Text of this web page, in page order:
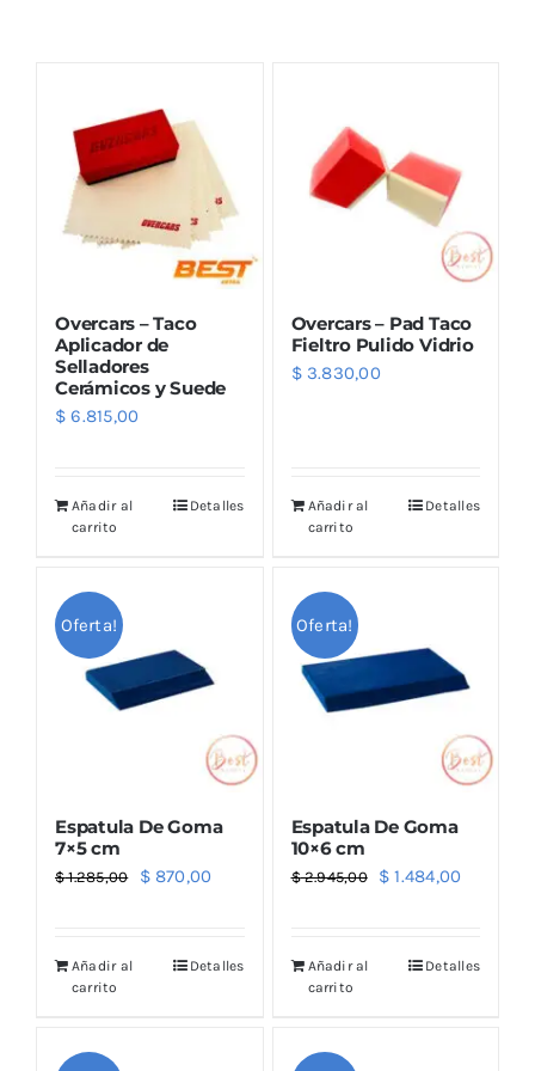
Combos
Mayorista
Marcas
Noticias
Overcars – Taco
Aplicador de
Selladores
Cerámicos y Suede
$ 6.815,00
Añadir al
carrito
Detalles
Overcars – Pad Taco
Fieltro Pulido Vidrio
$3.830,00
Añadir al
carrito
Detalles
Oferta!
Espatula De Goma
7×5 cm
$1.285,00
El
$870,00
es:
Añadir al
carrito
Detalles
Oferta!
Espatula De Goma
10×6 cm
$2.945,00
El
$ 1.484,00
es:
Añadir al
carrito
Detalles